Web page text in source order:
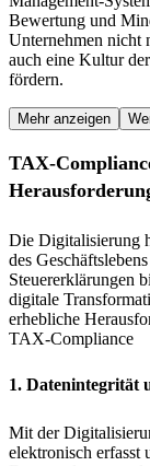
Bewertung und
Unternehmen nicht
auch eine Kultur
fördern.
Mehr anzeigen
TAX-
Die Digitalisierung
des
Steuererklärungen
digitale
erhebliche
TAX-Compliance
1. Datenintegrität
Mit der
elektronisch erfasst